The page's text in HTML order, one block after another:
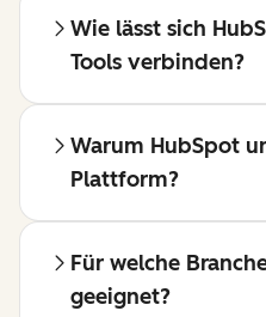
Wie lässt sich
Tools verbinden?
Warum HubSpot
Plattform?
Für welche
geeignet?